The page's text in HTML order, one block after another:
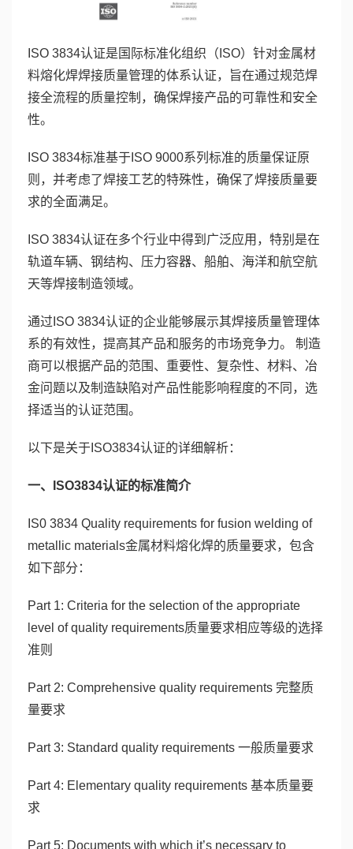
ISO 3834认证是国际标准化组织（ISO）针对金属材
料熔化焊焊接质量管理的体系认证，旨在通过规范焊
接全流程的质量控制，确保焊接产品的可靠性和安全
性。
ISO 3834标准基于ISO 9000系列标准的质量保证原
则，并考虑了焊接工艺的特殊性，确保了焊接质量要
求的全面满足。
ISO 3834认证在多个行业中得到广泛应用，特别是在
轨道车辆、钢结构、压力容器、船舶、海洋和航空航
天等焊接制造领域。
通过ISO 3834认证的企业能够展示其焊接质量管理体
系的有效性，提高其产品和服务的市场竞争力。 制造
商可以根据产品的范围、重要性、复杂性、材料、冶
金问题以及制造缺陷对产品性能影响程度的不同，选
择适当的认证范围。
以下是关于ISO3834认证的详细解析：
一、ISO3834认证的标准简介
IS0 3834 Quality requirements for fusion welding of
metallic materials金属材料熔化焊的质量要求，包含
如下部分：
Part 1: Criteria for the selection of the appropriate
level of quality requirements质量要求相应等级的选择
准则
Part 2: Comprehensive quality requirements 完整质
量要求
Part 3: Standard quality requirements 一般质量要求
Part 4: Elementary quality requirements 基本质量要
求
Part 5: Documents with which it’s necessary to